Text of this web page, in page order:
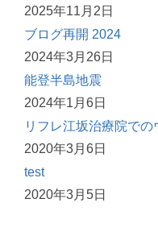
2025年11月2日
ブログ再開 2024
2024年3月26日
能登半島地震
2024年1月6日
リフレ江坂治療院で
2020年3月6日
test
2020年3月5日